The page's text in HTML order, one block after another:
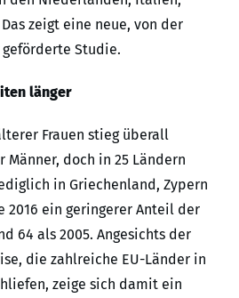
zeigt eine neue, von der
Studie.
länger
Frauen stieg überall
doch in 25 Ländern
in Griechenland, Zypern
2016 ein geringerer Anteil der
64 als 2005. Angesichts der
die zahlreiche EU-Länder in
zeige sich damit ein